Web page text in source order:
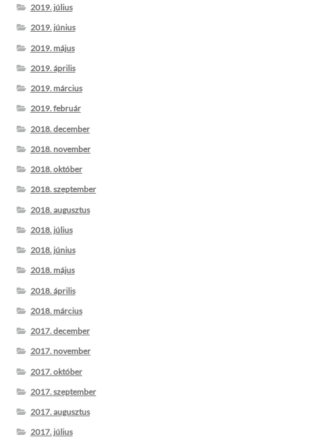
2019. július
2019. június
2019. május
2019. április
2019. március
2019. február
2018. december
2018. november
2018. október
2018. szeptember
2018. augusztus
2018. július
2018. június
2018. május
2018. április
2018. március
2017. december
2017. november
2017. október
2017. szeptember
2017. augusztus
2017. július